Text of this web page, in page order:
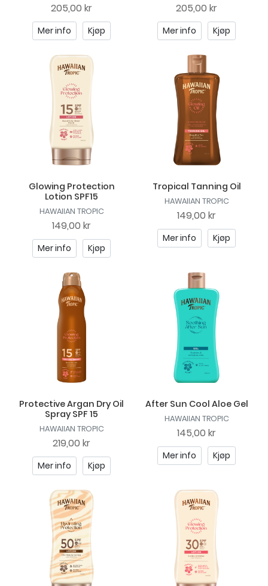
205,00 kr
Mer info Kjøp
205,00 kr
Mer info Kjøp
Glowing Protection
Lotion SPF15
HAWAIIAN TROPIC
149,00 kr
Mer info Kjøp
Tropical Tanning Oil
HAWAIIAN TROPIC
149,00 kr
Mer info Kjøp
Protective Argan Dry Oil
Spray SPF 15
HAWAIIAN TROPIC
219,00 kr
Mer info Kjøp
After Sun Cool Aloe Gel
HAWAIIAN TROPIC
145,00 kr
Mer info Kjøp